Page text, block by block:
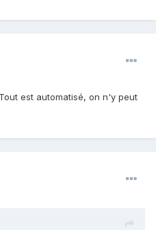
est automatisé, on n'y peut